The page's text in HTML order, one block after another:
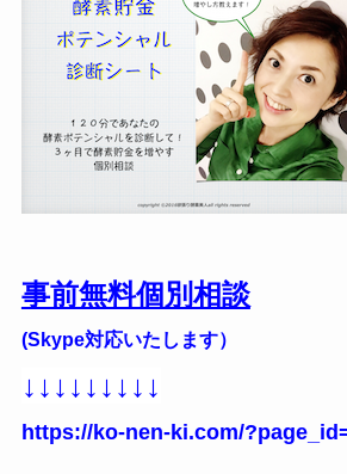
事前無料個別相談
(Skype対応いたします）
↓↓↓↓↓↓↓↓↓
https://ko-nen-ki.com/